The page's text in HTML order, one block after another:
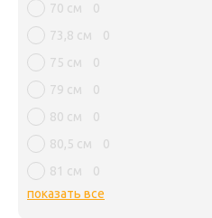
70 см
0
73,8 см
0
75 см
0
79 см
0
80 см
0
80,5 см
0
81 см
0
показать все